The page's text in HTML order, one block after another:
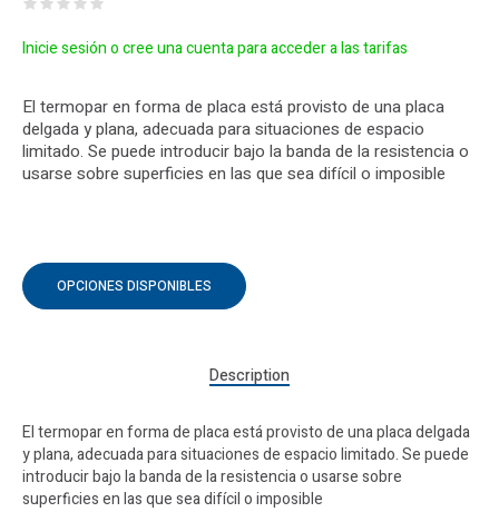
Inicie sesión o cree una cuenta para acceder a las tarifas
El termopar en forma de placa está provisto de una placa
delgada y plana, adecuada para situaciones de espacio
limitado. Se puede introducir bajo la banda de la resistencia o
usarse sobre superficies en las que sea difícil o imposible
OPCIONES DISPONIBLES
Description
El termopar en forma de placa está provisto de una placa delgada
y plana, adecuada para situaciones de espacio limitado. Se puede
introducir bajo la banda de la resistencia o usarse sobre
superficies en las que sea difícil o imposible